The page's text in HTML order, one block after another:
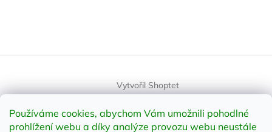
Používáme cookies, abychom Vám umožnili pohodlné
prohlížení webu a díky analýze provozu webu neustále
Vytvořil Shoptet
Copyright 2026 element-shop.cz
. Všechna práva vyhrazena.